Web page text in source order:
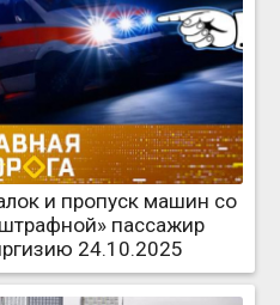
и пропуск машин со
пассажир
24.10.2025